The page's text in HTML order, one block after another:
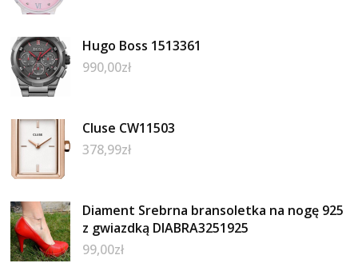
Hugo Boss 1513361
990,00zł
Cluse CW11503
378,99zł
Diament Srebrna bransoletka na nogę 925
z gwiazdką DIABRA3251925
99,00zł